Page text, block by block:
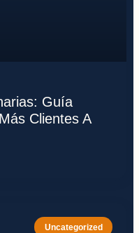
Guía
Clientes A
Uncategorized